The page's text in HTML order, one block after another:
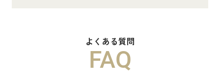
よくある質問
FAQ